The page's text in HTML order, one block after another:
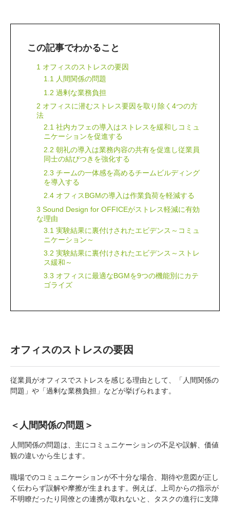
この記事でわかること
1 オフィスのストレスの要因
1.1 人間関係の問題
1.2 過剰な業務負担
2 オフィスに潜むストレス要因を取り除く4つの方
法
2.1 社内カフェの導入はストレスを緩和しコミュ
ニケーションを促進する
2.2 朝礼の導入は業務内容の共有を促進し従業員
同士の結びつきを強化する
2.3 チームの一体感を高めるチームビルディング
を導入する
2.4 オフィスBGMの導入は作業負荷を軽減する
3 Sound Design for OFFICEがストレス軽減に有効
な理由
3.1 実験結果に裏付けされたエビデンス～コミュ
ニケーション～
3.2 実験結果に裏付けされたエビデンス～ストレ
ス緩和～
3.3 オフィスに最適なBGMを9つの機能別にカテ
ゴライズ
オフィスのストレスの要因
従業員がオフィスでストレスを感じる理由として、「人間関係の
問題」や「過剰な業務負担」などが挙げられます。
＜人間関係の問題＞
人間関係の問題は、主にコミュニケーションの不足や誤解、価値
観の違いから生じます。
職場でのコミュニケーションが不十分な場合、期待や意図が正し
く伝わらず誤解や摩擦が生まれます。例えば、上司からの指示が
不明瞭だったり同僚との連携が取れないと、タスクの進行に支障